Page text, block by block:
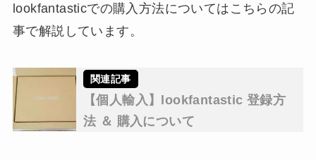
lookfantasticでの購入方法についてはこちらの記
事で解説しています。
【個人輸入】lookfantastic 登録方
法 ＆ 購入について